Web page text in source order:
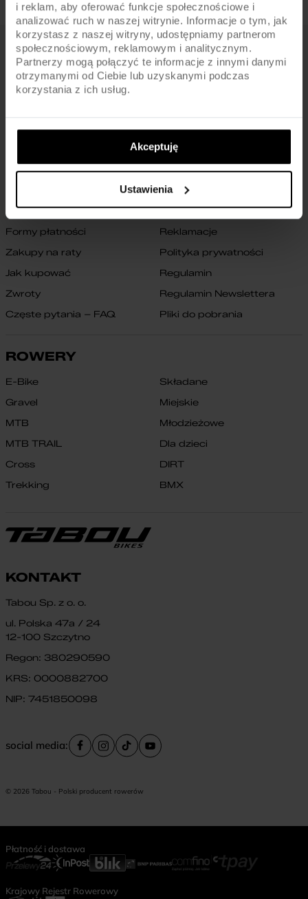
i reklam, aby oferować funkcje społecznościowe i
analizować ruch w naszej witrynie. Informacje o tym, jak
korzystasz z naszej witryny, udostępniamy partnerom
społecznościowym, reklamowym i analitycznym.
Partnerzy mogą połączyć te informacje z innymi danymi
otrzymanymi od Ciebie lub uzyskanymi podczas
korzystania z ich usług.
Akceptuję
Ustawienia
FIRMA
O nas
Kontakt
Archiwum rowerów
Oświadczenie o dostępności
SKLEP
Formy płatności
Zakupy na raty
Jak kupować
Zwroty
Częste pytania – FAQ
Reklamacje
Polityka prywatności
Regulamin
Regulamin Newslettera
Pliki do pobrania
ROWERY
E-Bike
Gravel
MTB
MTB TRAIL
Cross
Trekking
Składane
Miejskie
Młodzieżowe
Dla dzieci
DIRT
BMX
KONTAKT
Tabou Sp. z o. o.
ul. Polska 47a / 24
12-100 Szczytno
Regon: 380290590
KRS: 0000882700
NIP: 7451850098
social media:
© 2026 Tabou - Polski producent rowerów
Płatność i dostawa
Krajowy Rejestr Rowerowy